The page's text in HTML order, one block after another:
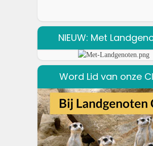
NIEUW: Met
Word Lid van onze